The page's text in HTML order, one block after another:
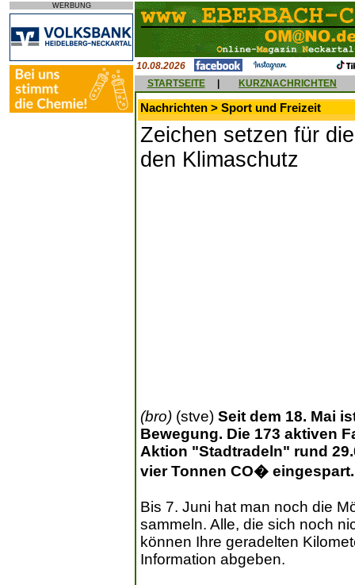
WERBUNG
10.08.2026
STARTSEITE
KURZNACHRICHTEN
Nachrichten > Sport und Freizeit
Zeichen setzen für
den Klimaschutz
(bro) (stve) Seit dem 18. Mai
Bewegung. Die 173 aktiven
Aktion "Stadtradeln" rund
vier Tonnen CO� eingespart.
Bis 7. Juni hat man noch die
sammeln. Alle, die sich noch
können Ihre geradelten
Information abgeben.